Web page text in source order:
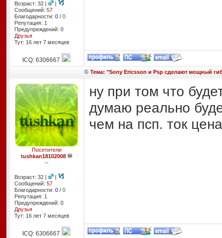
Возраст: 32 |
|
Сообщений: 57
Благодарности: 0/ 0
Репутация: 1
Предупреждений: 0
Друзья
Тут: 16 лет 7 месяцев
ICQ: 6306667
Тема: "Sony Ericsson и Psp сделают мощный
Посетители
tushkan18102008
--
Возраст: 32 |
|
Сообщений: 57
Благодарности: 0/ 0
Репутация: 1
Предупреждений: 0
Друзья
Тут: 16 лет 7 месяцев
ну при том что
думаю реально
чем на псп. ток
ICQ: 6306667